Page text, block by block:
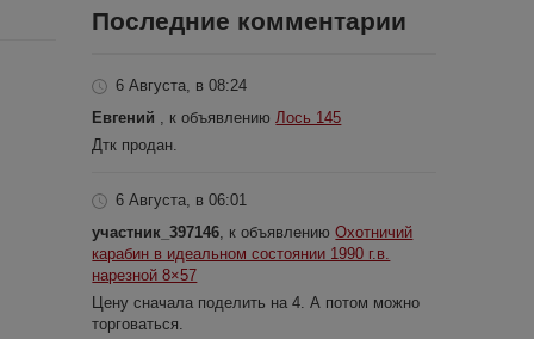
Последние комментарии
6 Августа, в 08:24
Евгений
, к объявлению Лось 145
Дтк продан.
6 Августа, в 06:01
участник_397146 , к объявлениюОхотничий
карабин в идеальном состоянии 1990 г.в.
нарезной 8×57
Цену сначала поделить на 4. А потом можно
торговаться.